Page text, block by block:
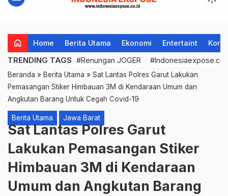
home Home Berita Utama Ekonomi Entertaint
TRENDING TAGS #Renungan JOGER
Beranda » Berita Utama » Sat Lantas Polres Garut Lakukan
Pemasangan Stiker Himbauan 3M di Kendaraan Umum dan
Angkutan Barang Untuk Cegah Covid-19
Berita Utama Jawa Barat
Sat Lantas Polres Garut
Lakukan Pemasangan Stiker
Himbauan 3M di Kendaraan
Umum dan Angkutan Barang